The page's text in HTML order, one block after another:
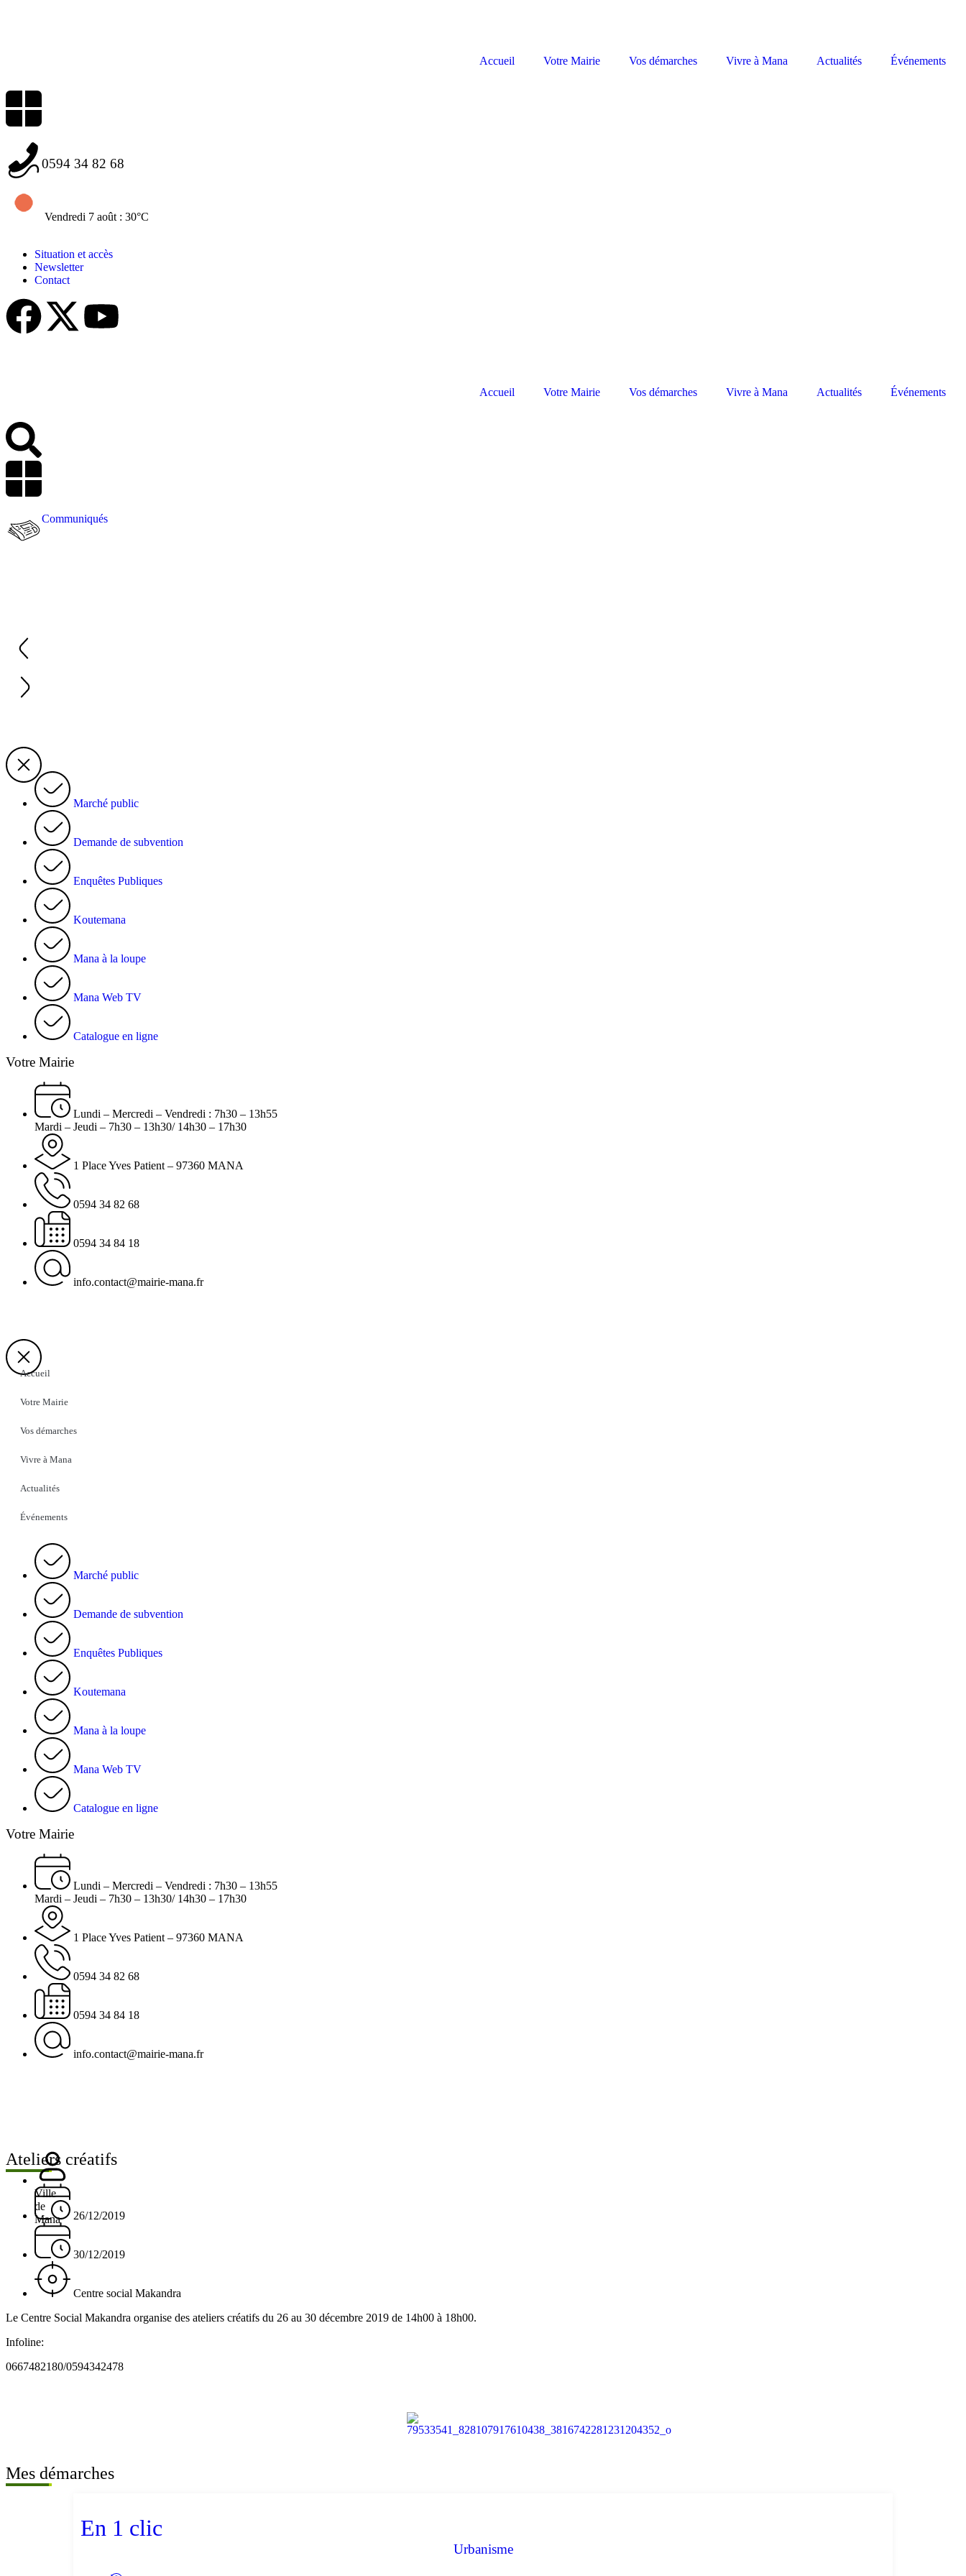
Accueil Votre Mairie Vos démarches Vivre à Mana Actualités Événements
0594 34 82 68
Vendredi 7 août : 30°C
Situation et accès
Newsletter
Contact
Accueil Votre Mairie Vos démarches Vivre à Mana Actualités Événements
Communiqués
Marché public
Demande de subvention
Enquêtes Publiques
Koutemana
Mana à la loupe
Mana Web TV
Catalogue en ligne
Votre Mairie
Lundi – Mercredi – Vendredi : 7h30 – 13h55
Mardi – Jeudi – 7h30 – 13h30/ 14h30 – 17h30
1 Place Yves Patient – 97360 MANA
0594 34 82 68
0594 34 84 18
info.contact@mairie-mana.fr
Accueil
Votre Mairie
Vos démarches
Vivre à Mana
Actualités
Événements
Marché public
Demande de subvention
Enquêtes Publiques
Koutemana
Mana à la loupe
Mana Web TV
Catalogue en ligne
Votre Mairie
Lundi – Mercredi – Vendredi : 7h30 – 13h55
Mardi – Jeudi – 7h30 – 13h30/ 14h30 – 17h30
1 Place Yves Patient – 97360 MANA
0594 34 82 68
0594 34 84 18
info.contact@mairie-mana.fr
Ville
de
Mana
Ateliers créatifs
26/12/2019
30/12/2019
Centre social Makandra
Le Centre Social Makandra organise des ateliers créatifs du 26 au 30 décembre 2019 de 14h00 à 18h00.
Infoline:
0667482180/0594342478
Mes démarches
En 1 clic
Urbanisme